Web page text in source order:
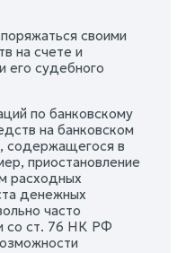
своими
на счете и
его судебного
по банковскому
на банковском
содержащегося в
приостановление
расходных
денежных
часто
со ст. 76 НК РФ